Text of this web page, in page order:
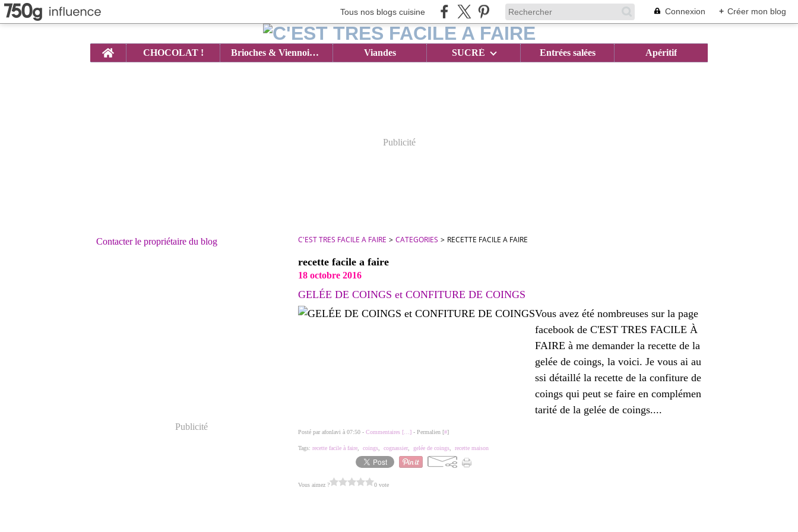
Tous nos blogs cuisine Connexion + Créer mon blog
Home CHOCOLAT ! Brioches & Viennoiseries Viandes SUCRÉ Entrées salées Apéritif
Publicité
Contacter le propriétaire du blog
Publicité
C'EST TRES FACILE A FAIRE > CATEGORIES > RECETTE FACILE A FAIRE
recette facile a faire
18 octobre 2016
GELÉE DE COINGS et CONFITURE DE COINGS
Vous avez été nombreuses sur la page
facebook de C'EST TRES FACILE À
FAIRE à me demander la recette de la
gelée de coings, la voici. Je vous ai au
ssi détaillé la recette de la confiture de
coings qui peut se faire en complémen
tarité de la gelée de coings....
Posté par afonlavi à 07:50 - Commentaires [ ] - Permalien [#]
Tags: recette facile à faire coings cognassier, gelée de coings recette maison
Vous aimez ? 0 vote